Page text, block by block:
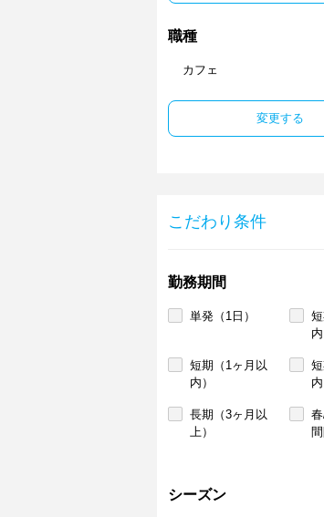
職種
カフェ
変更する
こだわり条件
勤務期間
単発（1日）
内
短期（1ヶ月以
内）
内
長期（3ヶ月以
上）
シーズン